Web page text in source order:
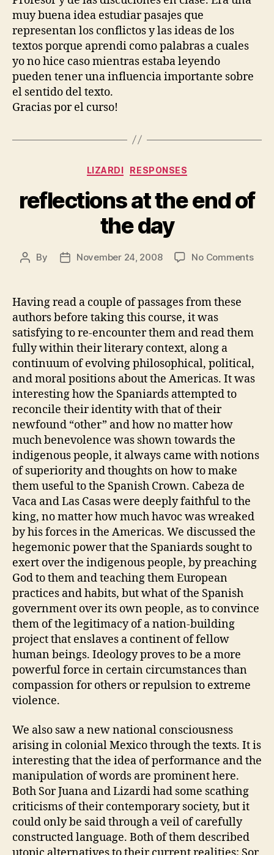
muy buena idea estudiar pasajes que
representan los conflictos y las ideas de los
textos porque aprendi como palabras a cuales
yo no hice caso mientras estaba leyendo
pueden tener una influencia importante sobre
el sentido del texto.
Gracias por el curso!
Categories
LIZARDI RESPONSES
reflections at the end of
the day
Post
By
PostNovember 24, 2008 No Commentson
the
Having read a couple of passages from these
authors before taking this course, it was
satisfying to re-encounter them and read them
fully within their literary context, along a
continuum of evolving philosophical, political,
and moral positions about the Americas. It was
interesting how the Spaniards attempted to
reconcile their identity with that of their
newfound “other” and how no matter how
much benevolence was shown towards the
indigenous people, it always came with notions
of superiority and thoughts on how to make
them useful to the Spanish Crown. Cabeza de
Vaca and Las Casas were deeply faithful to the
king, no matter how much havoc was wreaked
by his forces in the Americas. We discussed the
hegemonic power that the Spaniards sought to
exert over the indigenous people, by preaching
God to them and teaching them European
practices and habits, but what of the Spanish
government over its own people, as to convince
them of the legitimacy of a nation-building
project that enslaves a continent of fellow
human beings. Ideology proves to be a more
powerful force in certain circumstances than
compassion for others or repulsion to extreme
violence.
We also saw a new national consciousness
arising in colonial Mexico through the texts. It is
interesting that the idea of performance and the
manipulation of words are prominent here.
Both Sor Juana and Lizardi had some scathing
criticisms of their contemporary society, but it
could only be said through a veil of carefully
constructed language. Both of them described